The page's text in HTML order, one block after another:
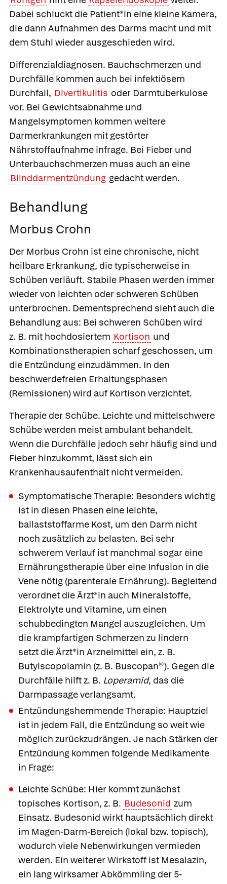
Dabei schluckt die Patient*in eine kleine Kamera,
die dann Aufnahmen des Darms macht und mit
dem Stuhl wieder ausgeschieden wird.
Differenzialdiagnosen. Bauchschmerzen und
Durchfälle kommen auch bei infektiösem
Durchfall, Divertikulitis oder Darmtuberkulose
vor. Bei Gewichtsabnahme und
Mangelsymptomen kommen weitere
Darmerkrankungen mit gestörter
Nährstoffaufnahme infrage. Bei Fieber und
Unterbauchschmerzen muss auch an eine
Blinddarmentzündung gedacht werden.
Behandlung
Morbus Crohn
Der Morbus Crohn ist eine chronische, nicht
heilbare Erkrankung, die typischerweise in
Schüben verläuft. Stabile Phasen werden immer
wieder von leichten oder schweren Schüben
unterbrochen. Dementsprechend sieht auch die
Behandlung aus: Bei schweren Schüben wird
z. B. mit hochdosiertem Kortison und
Kombinationstherapien scharf geschossen, um
die Entzündung einzudämmen. In den
beschwerdefreien Erhaltungsphasen
(Remissionen) wird auf Kortison verzichtet.
Therapie der Schübe. Leichte und mittelschwere
Schübe werden meist ambulant behandelt.
Wenn die Durchfälle jedoch sehr häufig sind und
Fieber hinzukommt, lässt sich ein
Krankenhausaufenthalt nicht vermeiden.
Symptomatische Therapie: Besonders wichtig
ist in diesen Phasen eine leichte,
ballaststoffarme Kost, um den Darm nicht
noch zusätzlich zu belasten. Bei sehr
schwerem Verlauf ist manchmal sogar eine
Ernährungstherapie über eine Infusion in die
Vene nötig (parenterale Ernährung). Begleitend
verordnet die Ärzt*in auch Mineralstoffe,
Elektrolyte und Vitamine, um einen
schubbedingten Mangel auszugleichen. Um
die krampfartigen Schmerzen zu lindern
setzt die Ärzt*in Arzneimittel ein, z. B.
Butylscopolamin (z. B. Buscopan®). Gegen die
Durchfälle hilft z. B. Loperamid, das die
Darmpassage verlangsamt.
Entzündungshemmende Therapie: Hauptziel
ist in jedem Fall, die Entzündung so weit wie
möglich zurückzudrängen. Je nach Stärken der
Entzündung kommen folgende Medikamente
in Frage:
Leichte Schübe: Hier kommt zunächst
topisches Kortison, z. B. Budesonid zum
Einsatz. Budesonid wirkt hauptsächlich direkt
im Magen-Darm-Bereich (lokal bzw. topisch),
wodurch viele Nebenwirkungen vermieden
werden. Ein weiterer Wirkstoff ist Mesalazin,
ein lang wirksamer Abkömmling der 5-